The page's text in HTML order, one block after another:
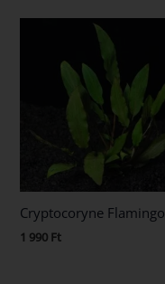
Cryptocoryne Flamingo
1 990 Ft